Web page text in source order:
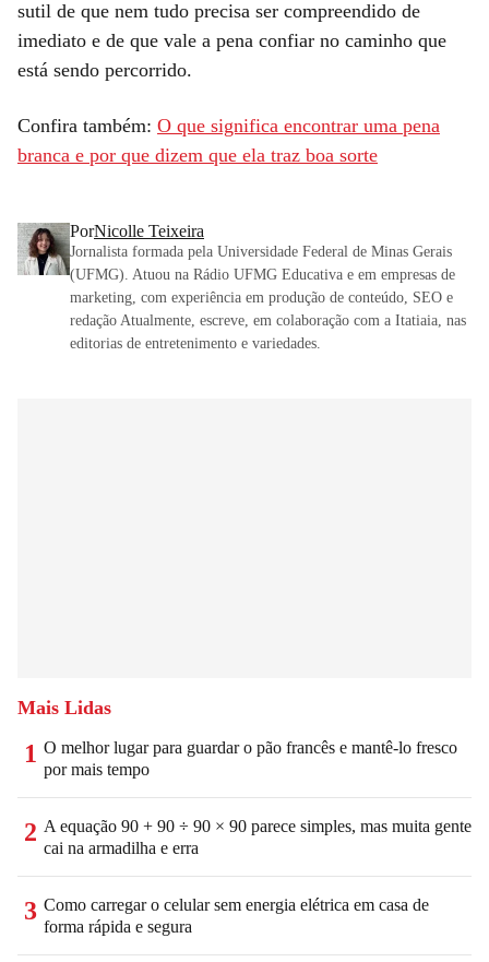
sutil de que nem tudo precisa ser compreendido de
imediato e de que vale a pena confiar no caminho que
está sendo percorrido.
Confira também: O que significa encontrar uma pena
branca e por que dizem que ela traz boa sorte
PorNicolle Teixeira
Jornalista formada pela Universidade Federal de Minas Gerais
(UFMG). Atuou na Rádio UFMG Educativa e em empresas de
marketing, com experiência em produção de conteúdo, SEO e
redação Atualmente, escreve, em colaboração com a Itatiaia, nas
editorias de entretenimento e variedades.
Mais Lidas
1 O melhor lugar para guardar o pão francês e mantê-lo fresco
por mais tempo
2 A equação 90 + 90 ÷ 90 × 90 parece simples, mas muita gente
cai na armadilha e erra
3 Como carregar o celular sem energia elétrica em casa de
forma rápida e segura